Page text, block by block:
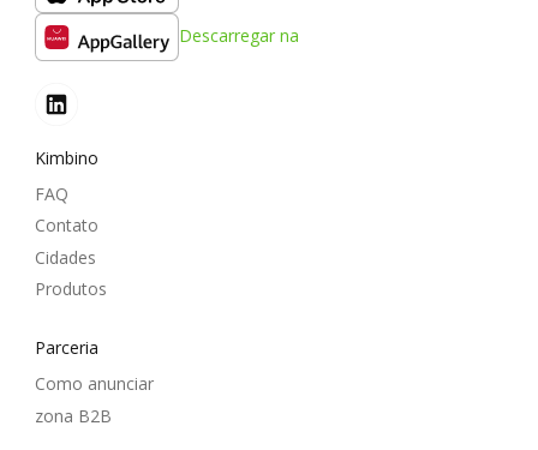
Descarregar na
Kimbino
FAQ
Contato
Cidades
Produtos
Parceria
Como anunciar
zona B2B